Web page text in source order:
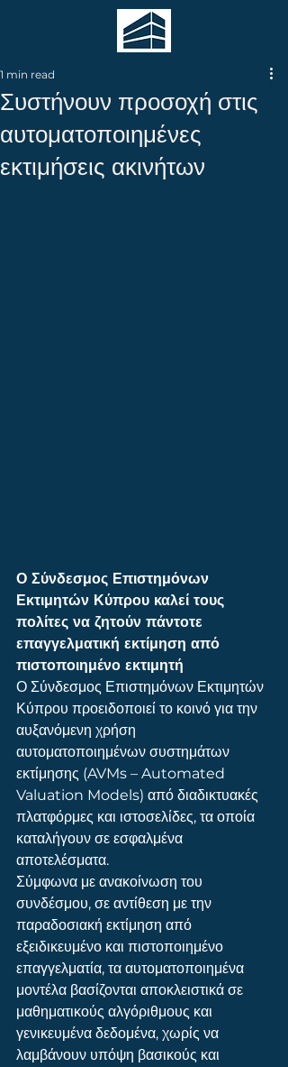
Συστήνουν προσοχή στις
αυτοματοποιημένες
εκτιμήσεις ακινήτων
1 min read
Ο Σύνδεσμος Επιστημόνων
Εκτιμητών Κύπρου καλεί τους
πολίτες να ζητούν πάντοτε
επαγγελματική εκτίμηση από
πιστοποιημένο εκτιμητή
Ο Σύνδεσμος Επιστημόνων Εκτιμητών
Κύπρου προειδοποιεί το κοινό για την
αυξανόμενη χρήση
αυτοματοποιημένων συστημάτων
εκτίμησης (AVMs – Automated
Valuation Models) από διαδικτυακές
πλατφόρμες και ιστοσελίδες, τα οποία
καταλήγουν σε εσφαλμένα
αποτελέσματα.
Σύμφωνα με ανακοίνωση του
συνδέσμου, σε αντίθεση με την
παραδοσιακή εκτίμηση από
εξειδικευμένο και πιστοποιημένο
επαγγελματία, τα αυτοματοποιημένα
μοντέλα βασίζονται αποκλειστικά σε
μαθηματικούς αλγόριθμους και
γενικευμένα δεδομένα, χωρίς να
λαμβάνουν υπόψη βασικούς και